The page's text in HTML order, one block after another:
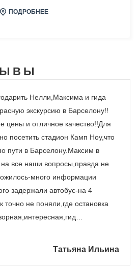
ПОДРОБНЕЕ
Нелли,Максима и гида
экскурсию в Барселону!!
цены и отличное качество!!Для
посетить стадион Камп Ноу,что
пути в Барселону.Максим в
все наши вопросы,правда не
много информации
задержали автобус-на 4
точно не поняли,где остановка
Татьяна Ильина